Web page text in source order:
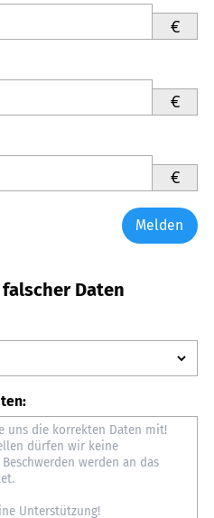
€
€
€
Melden
Daten